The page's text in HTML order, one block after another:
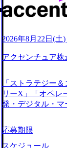
main/html/rd/p/
ム「NALYSYS」
レジーズで活躍す
s://
に1兆円を目指す
130%成長 https://
googleapis.com/
上もの新規事業を
2026年8月22日(
アクセンチュア株
「ストラテジー
リーX」「オペレ
発・デジタル・
ファームである
ne Global 500社の
ジェクトは「フ
応募期限
スケジュール